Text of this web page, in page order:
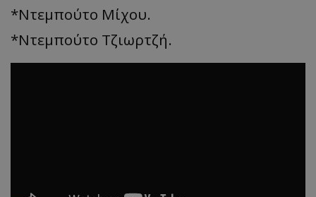
*Ντεμπούτο Μίχου.
*Ντεμπούτο Τζιωρτζή.